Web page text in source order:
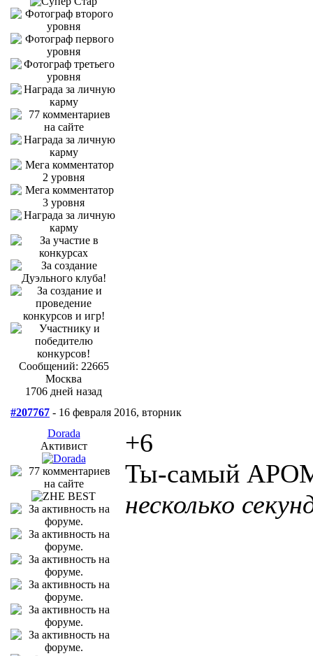
Сообщений: 22665
Москва
1706 дней назад
#207767 - 16 февраля 2016, вторник
Dorada
Активист
+6
Ты-самый
несколько